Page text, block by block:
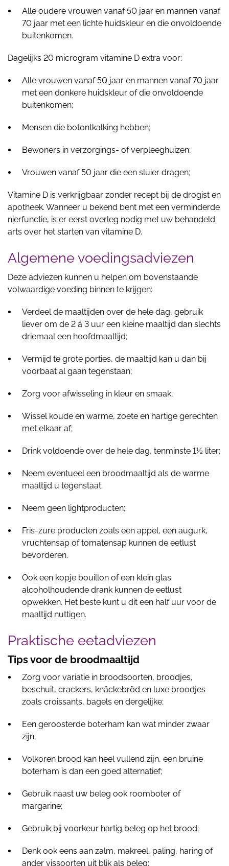
Alle oudere vrouwen vanaf 50 jaar en mannen vanaf
70 jaar met een lichte huidskleur en die onvoldoende
buitenkomen.
Dagelijks 20 microgram vitamine D extra voor:
Alle vrouwen vanaf 50 jaar en mannen vanaf 70 jaar
met een donkere huidskleur of die onvoldoende
buitenkomen;
Mensen die botontkalking hebben;
Bewoners in verzorgings- of verpleeghuizen;
Vrouwen vanaf 50 jaar die een sluier dragen;
Vitamine D is verkrijgbaar zonder recept bij de drogist en
apotheek. Wanneer u bekend bent met een verminderde
nierfunctie, is er eerst overleg nodig met uw behandeld
arts over het starten van vitamine D.
Algemene voedingsadviezen
Deze adviezen kunnen u helpen om bovenstaande
volwaardige voeding binnen te krijgen:
Verdeel de maaltijden over de hele dag, gebruik
liever om de 2 á 3 uur een kleine maaltijd dan slechts
driemaal een hoofdmaaltijd;
Vermijd te grote porties, de maaltijd kan u dan bij
voorbaat al gaan tegenstaan;
Zorg voor afwisseling in kleur en smaak;
Wissel koude en warme, zoete en hartige gerechten
met elkaar af;
Drink voldoende over de hele dag, tenminste 1½ liter;
Neem eventueel een broodmaaltijd als de warme
maaltijd u tegenstaat;
Neem geen lightproducten;
Fris-zure producten zoals een appel, een augurk,
vruchtensap of tomatensap kunnen de eetlust
bevorderen.
Ook een kopje bouillon of een klein glas
alcoholhoudende drank kunnen de eetlust
opwekken. Het beste kunt u dit een half uur voor de
maaltijd nuttigen.
Praktische eetadviezen
Tips voor de broodmaaltijd
Zorg voor variatie in broodsoorten, broodjes,
beschuit, crackers, knäckebröd en luxe broodjes
zoals croissants, bagels en dergelijke;
Een geroosterde boterham kan wat minder zwaar
zijn;
Volkoren brood kan heel vullend zijn, een bruine
boterham is dan een goed alternatief;
Gebruik naast uw beleg ook roomboter of
margarine;
Gebruik bij voorkeur hartig beleg op het brood;
Denk ook eens aan zalm, makreel, paling, haring of
ander vissoorten uit blik als beleg;